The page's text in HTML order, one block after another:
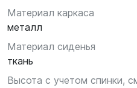
Материал каркаса
металл
Материал сиденья
ткань
Высота с учетом спинки,